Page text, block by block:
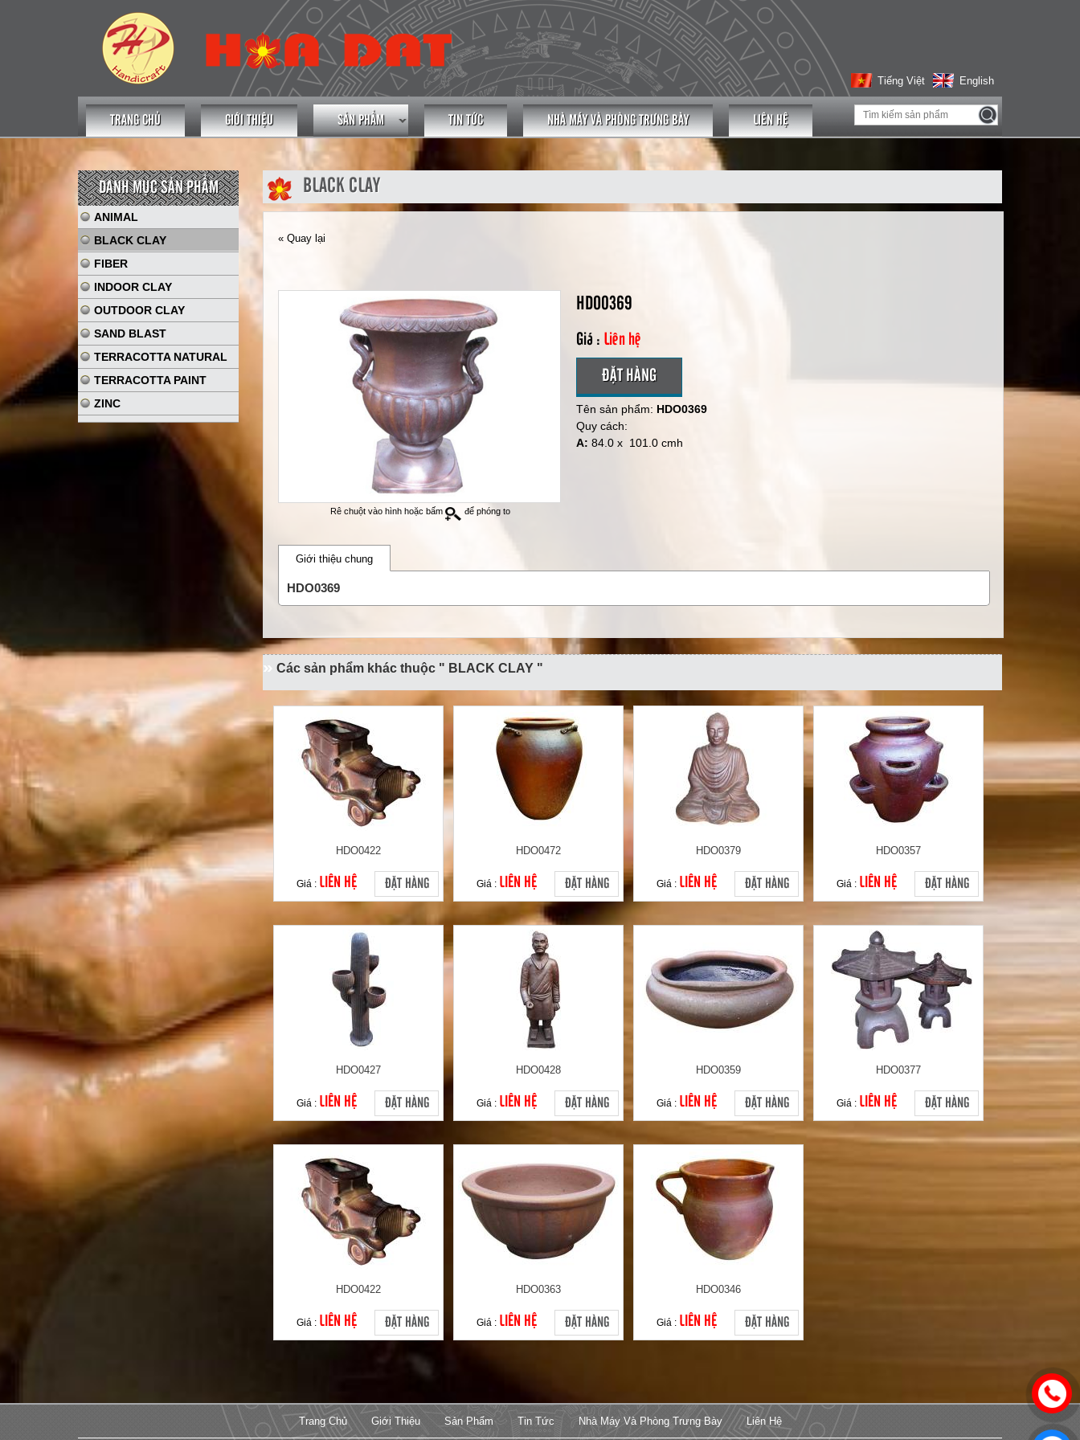
Tiếng Việt English
TRANG CHỦ GIỚI THIỆU SẢN PHẨM TIN TỨC NHÀ MÁY VÀ PHÒNG TRƯNG BÀY LIÊN HỆ
DANH MỤC SẢN PHẨM
ANIMAL
BLACK CLAY
FIBER
INDOOR CLAY
OUTDOOR CLAY
SAND BLAST
TERRACOTTA NATURAL
TERRACOTTA PAINT
ZINC
BLACK CLAY
« Quay lại
Rê chuột vào hình hoặc bấm để phóng to
HDO0369
Giá : Liên hệ
ĐẶT HÀNG
Tên sản phẩm: HDO0369
Quy cách:
A: 84.0 x 101.0 cmh
Giới thiệu chung
HDO0369
Các sản phẩm khác thuộc " BLACK CLAY "
HDO0422
Giá : LIÊN HỆ ĐẶT HÀNG
HDO0472
Giá : LIÊN HỆ ĐẶT HÀNG
HDO0379
Giá : LIÊN HỆ ĐẶT HÀNG
HDO0357
Giá : LIÊN HỆ ĐẶT HÀNG
HDO0427
Giá : LIÊN HỆ ĐẶT HÀNG
HDO0428
Giá : LIÊN HỆ ĐẶT HÀNG
HDO0359
Giá : LIÊN HỆ ĐẶT HÀNG
HDO0377
Giá : LIÊN HỆ ĐẶT HÀNG
HDO0422
Giá : LIÊN HỆ ĐẶT HÀNG
HDO0363
Giá : LIÊN HỆ ĐẶT HÀNG
HDO0346
Giá : LIÊN HỆ ĐẶT HÀNG
Trang Chủ Giới Thiệu Sản Phẩm Tin Tức Nhà Máy Và Phòng Trưng Bày Liên Hệ